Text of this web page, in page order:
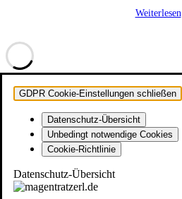
Weiterlesen
GDPR Cookie-Einstellungen schließen
Datenschutz-Übersicht
Unbedingt notwendige Cookies
Cookie-Richtlinie
Datenschutz-Übersicht